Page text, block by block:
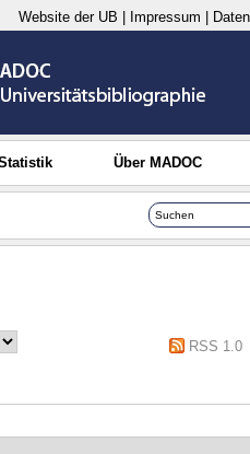
Website der UB Impressum
Über MADOC
RSS 1.0